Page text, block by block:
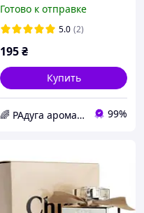
50мл (Живанши Ангел и
Демон Ле Секрет)
Готово к отправке
5.0 (2)
195₴
Купить
🌈 РАдуга ароматов. 99%